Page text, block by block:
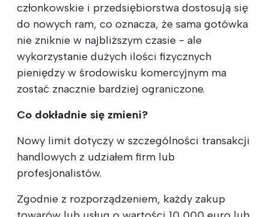
członkowskie i przedsiębiorstwa dostosują się
do nowych ram, co oznacza, że sama gotówka
nie zniknie w najbliższym czasie - ale
wykorzystanie dużych ilości fizycznych
pieniędzy w środowisku komercyjnym ma
zostać znacznie bardziej ograniczone.
Co dokładnie się zmieni?
Nowy limit dotyczy w szczególności transakcji
handlowych z udziałem firm lub
profesjonalistów.
Zgodnie z rozporządzeniem, każdy zakup